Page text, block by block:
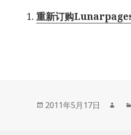
重新订购
发
2011年5月17日